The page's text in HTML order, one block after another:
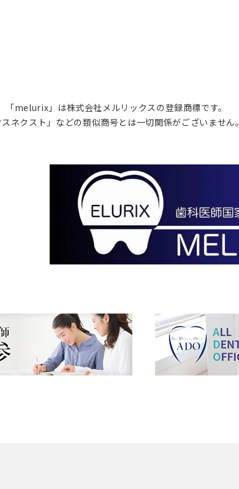
melurix」は株式会社メルリックスの登録商標です。
ネクスト」などの類似商号とは一切関係がございません。